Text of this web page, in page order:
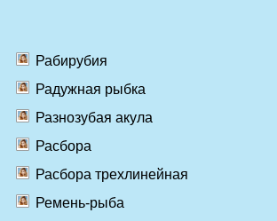
Рабирубия
Радужная рыбка
Разнозубая акула
Расбора
Расбора трехлинейная
Ремень-рыба